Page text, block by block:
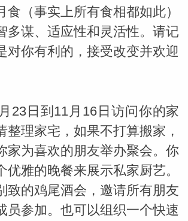
食（事实上所有食相都如此）
多谋、适应性和灵活性。请记
对你有利的，接受改变并欢迎
23日到11月16日访问你的家
整理家宅，如果不打算搬家，
家为喜欢的朋友举办聚会。你
优雅的晚餐来展示私家厨艺。
致的鸡尾酒会，邀请所有朋友
员参加。也可以组织一个快速